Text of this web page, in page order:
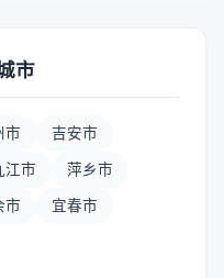
市
市 吉安市
江市 萍乡市
市 宜春市